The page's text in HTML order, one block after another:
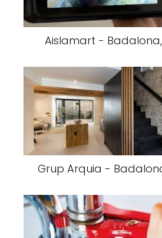
Aislamart -
Grup Arquia -